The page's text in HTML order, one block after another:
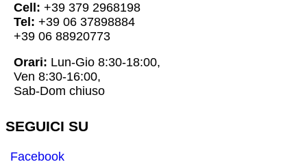
Cell: +39 379 2968198
Tel: +39 06 37898884
+39 06 88920773
Orari: Lun-Gio 8:30-18:00,
Ven 8:30-16:00,
Sab-Dom chiuso
SEGUICI SU
Facebook